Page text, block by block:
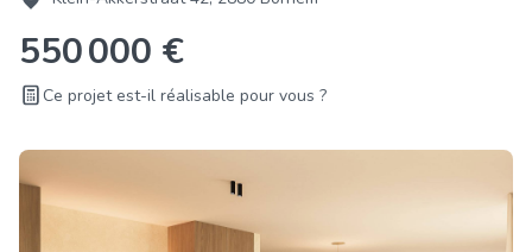
550 000 €
Ce projet est-il réalisable pour vous ?